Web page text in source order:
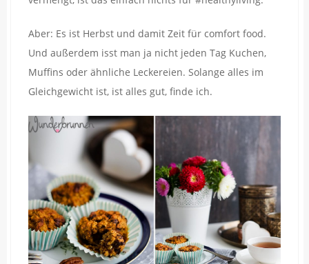
Aber: Es ist Herbst und damit Zeit für comfort food.
Und außerdem isst man ja nicht jeden Tag Kuchen,
Muffins oder ähnliche Leckereien. Solange alles im
Gleichgewicht ist, ist alles gut, finde ich.